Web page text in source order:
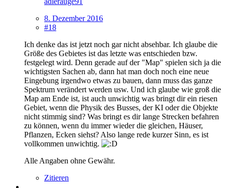
8. Dezember 2016
#18
Ich denke das ist jetzt noch gar nicht absehbar. Ich glaube die
Größe des Gebietes ist das letzte was entschieden bzw.
festgelegt wird. Denn gerade auf der "Map" spielen sich ja die
wichtigsten Sachen ab, dann hat man doch noch eine neue
Eingebung irgendwo etwas zu bauen, dann muss das ganze
Spektrum verändert werden usw. Und ich glaube wie groß die
Map am Ende ist, ist auch unwichtig was bringt dir ein riesen
Gebiet, wenn die Physik des Busses, der KI oder die Objekte
nicht stimmig sind? Was bringt es dir lange Strecken befahren
zu können, wenn du immer wieder die gleichen, Häuser,
Pflanzen, Ecken siehst? Also lange rede kurzer Sinn, es ist
vollkommen unwichtig.
Alle Angaben ohne Gewähr.
Zitieren